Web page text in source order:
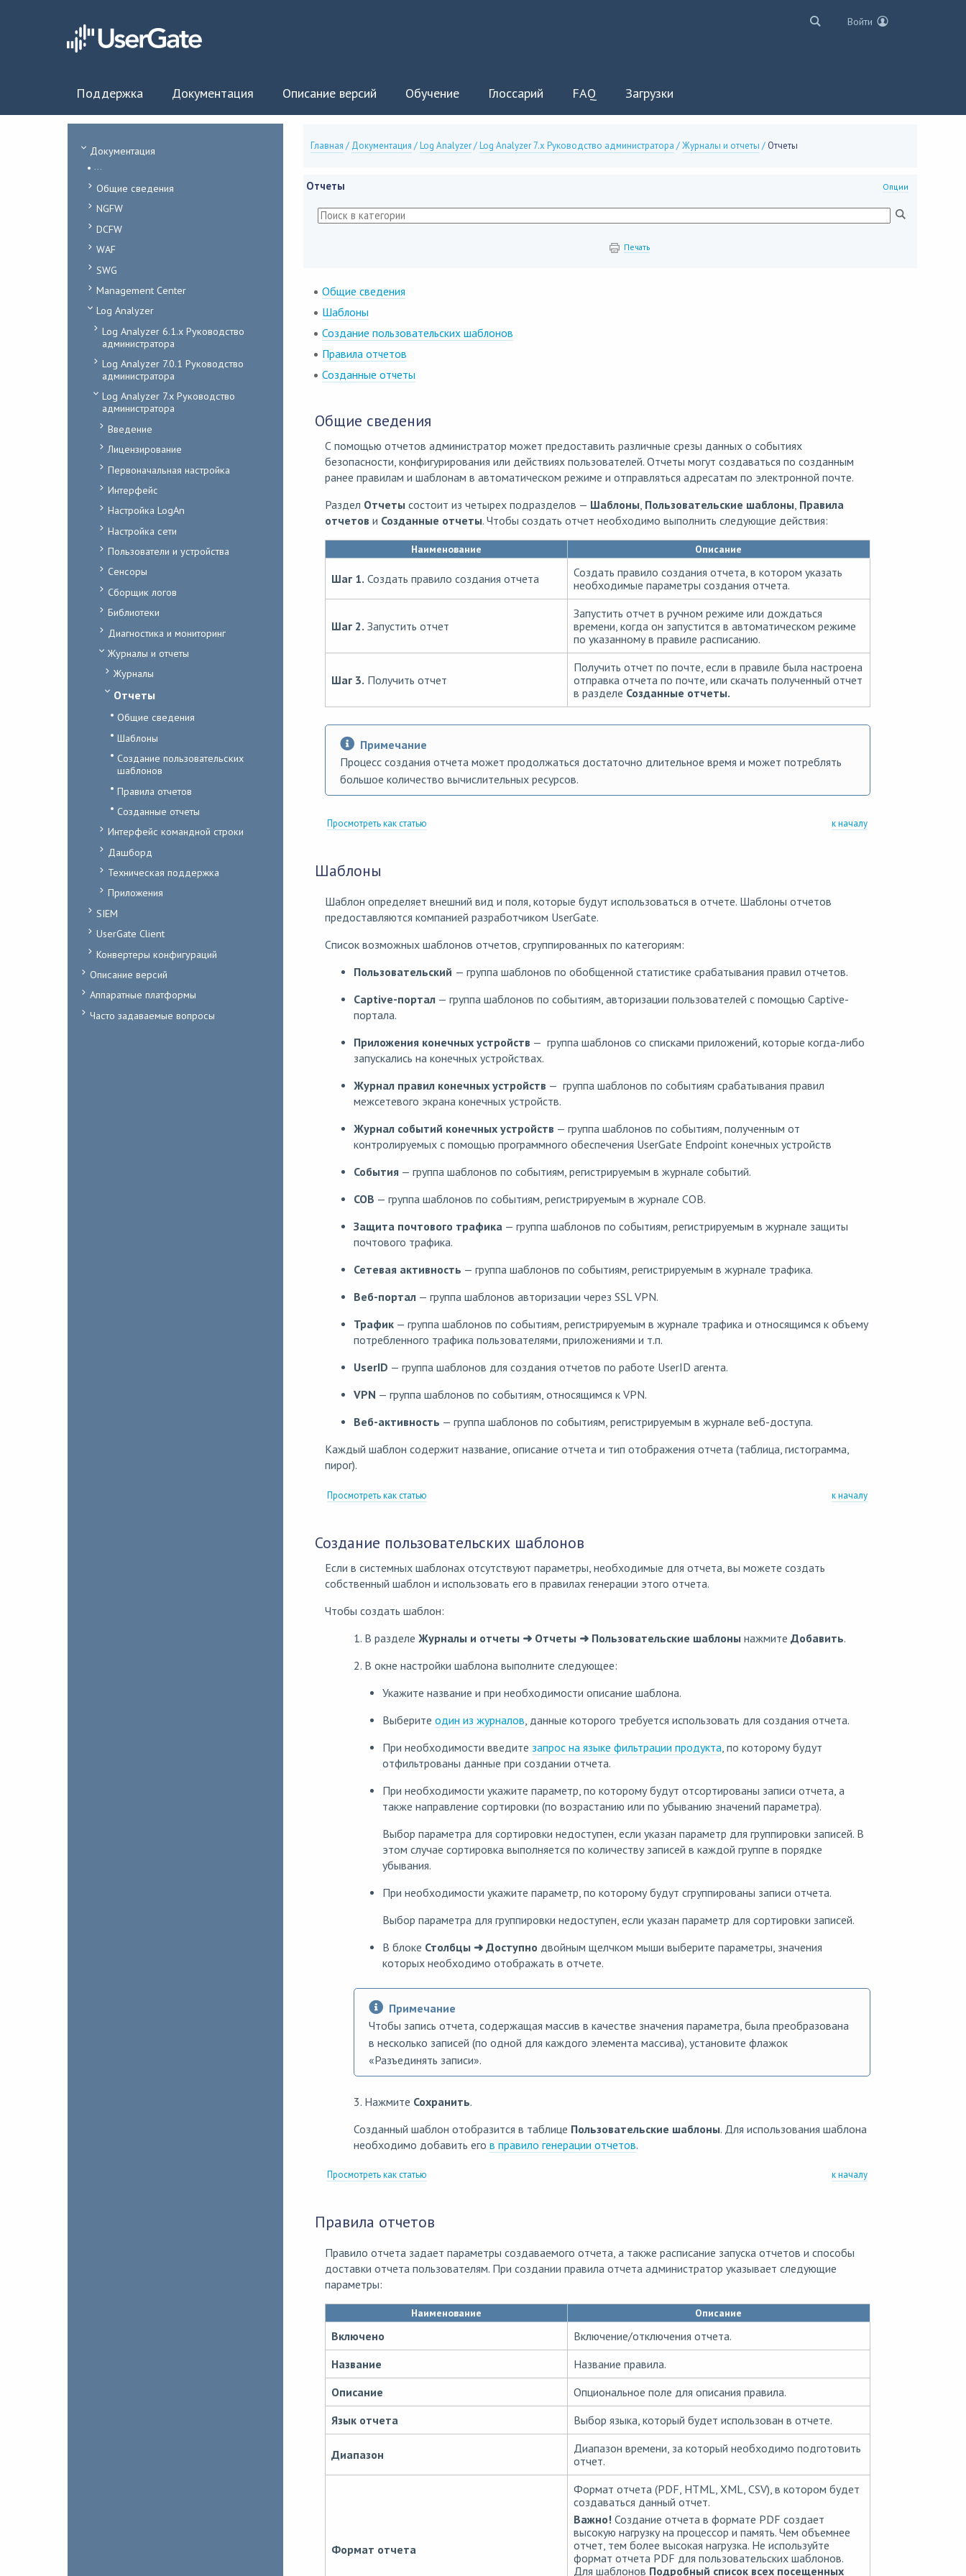
Войти
Поддержка Документация Описание версий Обучение Глоссарий FAQ Загрузки
Документация
...
Общие сведения
NGFW
DCFW
WAF
SWG
Management Center
Log Analyzer
Log Analyzer 6.1.x Руководство
администратора
Log Analyzer 7.0.1 Руководство
администратора
Log Analyzer 7.x Руководство
администратора
Введение
Лицензирование
Первоначальная настройка
Интерфейс
Настройка LogAn
Настройка сети
Пользователи и устройства
Сенсоры
Сборщик логов
Библиотеки
Диагностика и мониторинг
Журналы и отчеты
Журналы
Отчеты
Общие сведения
Шаблоны
Создание пользовательских
шаблонов
Правила отчетов
Созданные отчеты
Интерфейс командной строки
Дашборд
Техническая поддержка
Приложения
SIEM
UserGate Client
Конвертеры конфигураций
Описание версий
Аппаратные платформы
Часто задаваемые вопросы
Главная / Документация /Log Analyzer/Log Analyzer 7.x Руководство администратора /Журналы и отчеты / Отчеты
Опции
Отчеты
Печать
Общие сведения
Шаблоны
Создание пользовательских шаблонов
Правила отчетов
Созданные отчеты
Общие сведения
С помощью отчетов администратор может предоставить различные срезы данных о событиях
безопасности, конфигурирования или действиях пользователей. Отчеты могут создаваться по созданным
ранее правилам и шаблонам в автоматическом режиме и отправляться адресатам по электронной почте.
Раздел Отчетысостоит из четырех подразделов — Шаблоны, Пользовательские шаблоны, Правила
отчетов и Созданные отчеты. Чтобы создать отчет необходимо выполнить следующие действия:
Наименование Описание
Шаг 1. Создать правило создания отчета
Создать правило создания отчета, в котором указать
необходимые параметры создания отчета.
Шаг 2. Запустить отчет
Запустить отчет в ручном режиме или дождаться
времени, когда он запустится в автоматическом режиме
по указанному в правиле расписанию.
Шаг 3. Получить отчет
Получить отчет по почте, если в правиле была настроена
отправка отчета по почте, или скачать полученный отчет
в разделе Созданные отчеты.
Примечание
Процесс создания отчета может продолжаться достаточно длительное время и может потреблять
большое количество вычислительных ресурсов.
Просмотреть как статью к началу
Шаблоны
Шаблон определяет внешний вид и поля, которые будут использоваться в отчете. Шаблоны отчетов
предоставляются компанией разработчиком UserGate.
Список возможных шаблонов отчетов, сгруппированных по категориям:
Пользовательский — группа шаблонов по обобщенной статистике срабатывания правил отчетов.
Captive-портал— группа шаблонов по событиям, авторизации пользователей с помощью Captive-
портала.
Приложения конечных устройств — группа шаблонов со списками приложений, которые когда-либо
запускались на конечных устройствах.
Журнал правил конечных устройств — группа шаблонов по событиям срабатывания правил
межсетевого экрана конечных устройств.
Журнал событий конечных устройств — группа шаблонов по событиям, полученным от
контролируемых с помощью программного обеспечения UserGate Endpoint конечных устройств
События— группа шаблонов по событиям, регистрируемым в журнале событий.
СОВ — группа шаблонов по событиям, регистрируемым в журнале СОВ.
Защита почтового трафика— группа шаблонов по событиям, регистрируемым в журнале защиты
почтового трафика.
Сетевая активность — группа шаблонов по событиям, регистрируемым в журнале трафика.
Веб-портал— группа шаблонов авторизации через SSL VPN.
Трафик— группа шаблонов по событиям, регистрируемым в журнале трафика и относящимся к объему
потребленного трафика пользователями, приложениями и т.п.
UserID — группа шаблонов для создания отчетов по работе UserID агента.
VPN — группа шаблонов по событиям, относящимся к VPN.
Веб-активность — группа шаблонов по событиям, регистрируемым в журнале веб-доступа.
Каждый шаблон содержит название, описание отчета и тип отображения отчета (таблица, гистограмма,
пирог).
Просмотреть как статью к началу
Создание пользовательских шаблонов
Если в системных шаблонах отсутствуют параметры, необходимые для отчета, вы можете создать
собственный шаблон и использовать его в правилах генерации этого отчета.
Чтобы создать шаблон:
1. В разделе Журналы и отчеты ➜ Отчеты ➜ Пользовательские шаблонынажмите Добавить.
2. В окне настройки шаблона выполните следующее:
Укажите название и при необходимости описание шаблона.
Выберите один из журналов, данные которого требуется использовать для создания отчета.
При необходимости введите запрос на языке фильтрации продукта, по которому будут
отфильтрованы данные при создании отчета.
При необходимости укажите параметр, по которому будут отсортированы записи отчета, а
также направление сортировки (по возрастанию или по убыванию значений параметра).
Выбор параметра для сортировки недоступен, если указан параметр для группировки записей. В
этом случае сортировка выполняется по количеству записей в каждой группе в порядке
убывания.
При необходимости укажите параметр, по которому будут сгруппированы записи отчета.
Выбор параметра для группировки недоступен, если указан параметр для сортировки записей.
В блоке Столбцы ➜ Доступно двойным щелчком мыши выберите параметры, значения
которых необходимо отображать в отчете.
Примечание
Чтобы запись отчета, содержащая массив в качестве значения параметра, была преобразована
в несколько записей (по одной для каждого элемента массива), установите флажок
«Разъединять записи».
3. Нажмите Сохранить.
Созданный шаблон отобразится в таблице Пользовательские шаблоны. Для использования шаблона
необходимо добавить его в правило генерации отчетов.
Просмотреть как статью к началу
Правила отчетов
Правило отчета задает параметры создаваемого отчета, а также расписание запуска отчетов и способы
доставки отчета пользователям. При создании правила отчета администратор указывает следующие
параметры:
Наименование Описание
Включено
Включение/отключения отчета.
Название
Название правила.
Описание
Опциональное поле для описания правила.
Язык отчета
Выбор языка, который будет использован в отчете.
Диапазон
Диапазон времени, за который необходимо подготовить
отчет.
Формат отчета
Формат отчета (PDF, HTML, XML, CSV), в котором будет
создаваться данный отчет.
Важно!Создание отчета в формате PDF создает
высокую нагрузку на процессор и память. Чем объемнее
отчет, тем более высокая нагрузка. Не используйте
формат отчета PDF для пользовательских шаблонов.
Для шаблонов Подробный список всех посещенных